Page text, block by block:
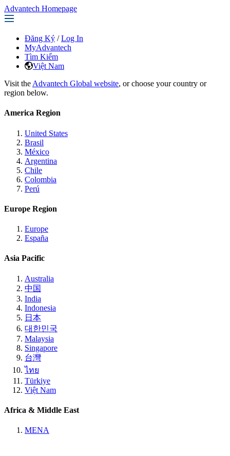
Advantech Homepage
Đăng Ký / Log In
MyAdvantech
Tìm Kiếm
Việt Nam
Visit the Advantech Global website, or choose your country or
region below.
America Region
United States
Brasil
México
Argentina
Chile
Colombia
Perú
Europe Region
Europe
España
Asia Pacific
Australia
中国
India
Indonesia
日本
대한민국
Malaysia
Singapore
台灣
ไทย
Türkiye
Việt Nam
Africa & Middle East
MENA